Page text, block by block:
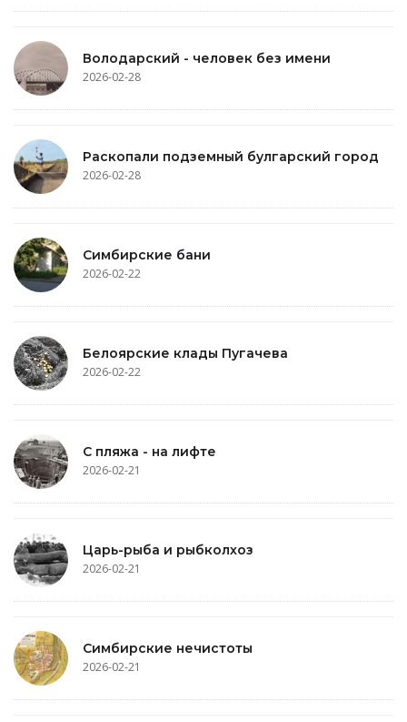
Володарский - человек без имени
2026-02-28
Раскопали подземный булгарский город
2026-02-28
Симбирские бани
2026-02-22
Белоярские клады Пугачева
2026-02-22
С пляжа - на лифте
2026-02-21
Царь-рыба и рыбколхоз
2026-02-21
Симбирские нечистоты
2026-02-21